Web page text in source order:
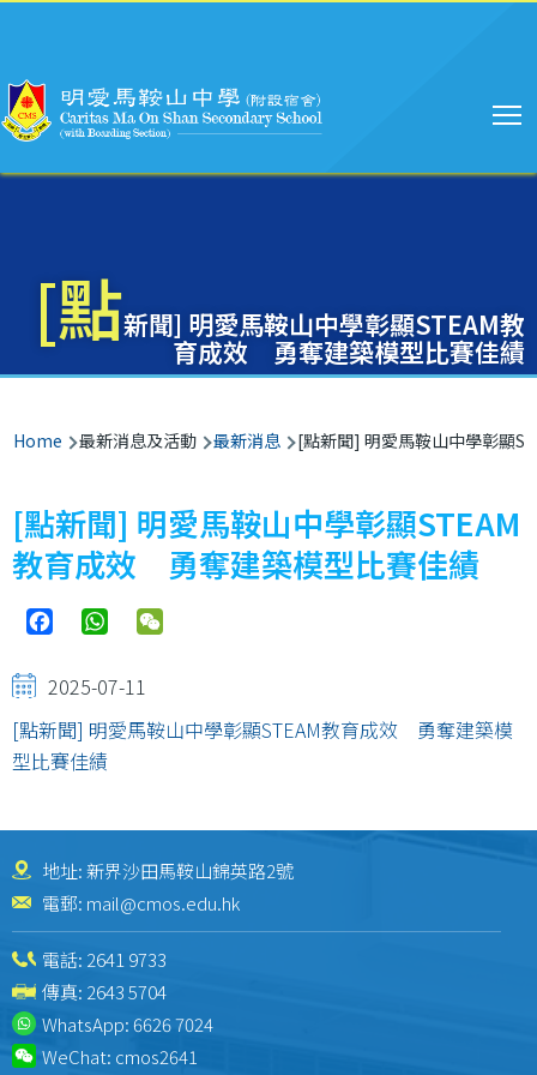
[點新聞] 明愛馬鞍山中學彰顯STEAM教
育成效 勇奪建築模型比賽佳績
Breadcrumb
Home 最新消息及活動 最新消息 [點新聞] 明愛馬鞍山中學彰顯
[點新聞] 明愛馬鞍山中學彰顯STEAM
教育成效 勇奪建築模型比賽佳績
FacebookWhatsApp
2025-07-11
[點新聞] 明愛馬鞍山中學彰顯STEAM教育成效 勇奪建築模
型比賽佳績
地址: 新界沙田馬鞍山錦英路2號
電郵: mail@cmos.edu.hk
電話: 2641 9733
傳真: 2643 5704
WhatsApp:6626 7024
WeChat: cmos2641